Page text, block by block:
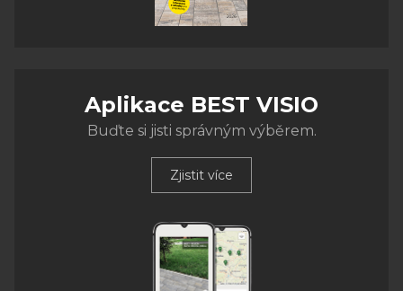
Aplikace BEST VISIO
Buďte si jisti správným výběrem.
Zjistit více